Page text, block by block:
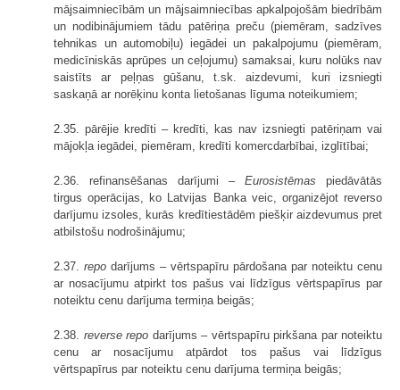
mājsaimniecībām un mājsaimniecības apkalpojošām biedrībām
un nodibinājumiem tādu patēriņa preču (piemēram, sadzīves
tehnikas un automobiļu) iegādei un pakalpojumu (piemēram,
medicīniskās aprūpes un ceļojumu) samaksai, kuru nolūks nav
saistīts ar peļņas gūšanu, t.sk. aizdevumi, kuri izsniegti
saskaņā ar norēķinu konta lietošanas līguma noteikumiem;
2.35. pārējie kredīti – kredīti, kas nav izsniegti patēriņam vai
mājokļa iegādei, piemēram, kredīti komercdarbībai, izglītībai;
2.36. refinansēšanas darījumi – Eurosistēmas piedāvātās
tirgus operācijas, ko Latvijas Banka veic, organizējot reverso
darījumu izsoles, kurās kredītiestādēm piešķir aizdevumus pret
atbilstošu nodrošinājumu;
2.37. repo darījums – vērtspapīru pārdošana par noteiktu cenu
ar nosacījumu atpirkt tos pašus vai līdzīgus vērtspapīrus par
noteiktu cenu darījuma termiņa beigās;
2.38. reverse repo darījums – vērtspapīru pirkšana par noteiktu
cenu ar nosacījumu atpārdot tos pašus vai līdzīgus
vērtspapīrus par noteiktu cenu darījuma termiņa beigās;